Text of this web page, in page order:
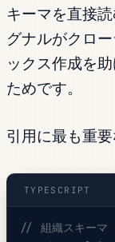
キーマを直接
グナルがクロ
ックス作成を
ためです。
引用に最も重
TYPESCRIPT
// 組織スキーマ